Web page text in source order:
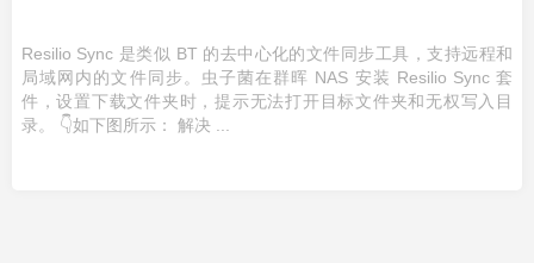
Resilio Sync 是类似 BT 的去中心化的文件同步工具，支持远程和
局域网内的文件同步。虫子菌在群晖 NAS 安装 Resilio Sync 套
件，设置下载文件夹时，提示无法打开目标文件夹和无权写入目
录。 👇如下图所示： 解决 ...